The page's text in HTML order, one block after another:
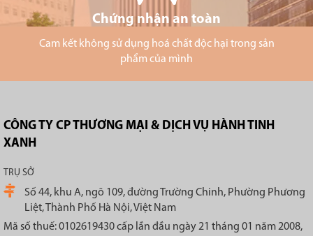
Chứng nhận an toàn
Cam kết không sử dụng hoá chất độc hại trong sản
phẩm của mình
CÔNG TY CP THƯƠNG MẠI & DỊCH VỤ HÀNH TINH
XANH
TRỤ SỞ
Số 44, khu A, ngõ 109, đường Trường Chinh, Phường Phương
Liệt, Thành Phố Hà Nội, Việt Nam
Mã số thuế: 0102619430 cấp lần đầu ngày 21 tháng 01 năm 2008,